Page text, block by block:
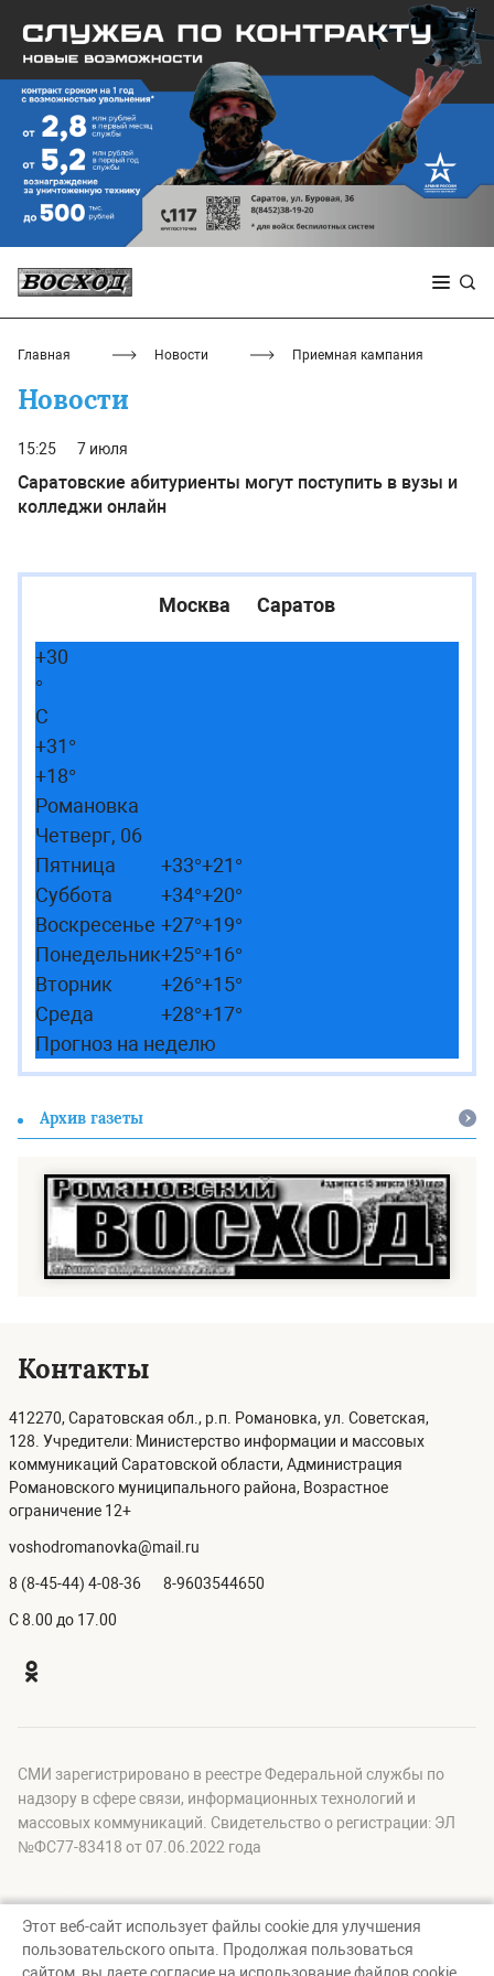
Главная Новости Приемная кампания
Новости
15:25 7 июля
Саратовские абитуриенты могут поступить в вузы и
колледжи онлайн
Москва Саратов
+30
°
C
+31°
+18°
Романовка
Четверг, 06
Пятница
+33°+21°
Суббота
+34°+20°
Воскресенье +27°+19°
Понедельник+25°+16°
Вторник
+26°+15°
Среда
+28°+17°
Прогноз на неделю
Архив газеты
Контакты
412270, Саратовская обл., р.п. Романовка, ул. Советская,
128. Учредители: Министерство информации и массовых
коммуникаций Саратовской области, Администрация
Романовского муниципального района, Возрастное
ограничение 12+
voshodromanovka@mail.ru
8 (8-45-44) 4-08-36 8-9603544650
C 8.00 до 17.00
СМИ зарегистрировано в реестре Федеральной службы по
надзору в сфере связи, информационных технологий и
массовых коммуникаций. Свидетельство о регистрации: ЭЛ
№ФС77-83418 от 07.06.2022 года
© Восход, 2026
Этот веб-сайт использует файлы cookie для улучшения
пользовательского опыта. Продолжая пользоваться